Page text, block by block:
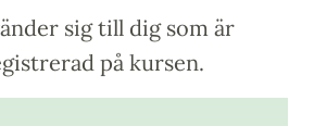
sig till dig som är
på kursen.